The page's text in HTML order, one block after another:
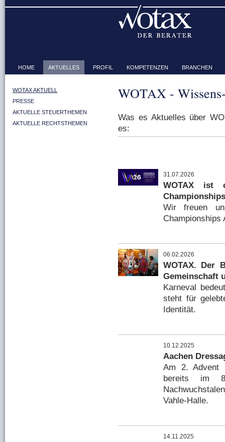
HOME AKTUELLES PROFIL KOMPETENZEN BRANCHEN
WOTAX AKTUELL
PRESSE
AKTUELLE STEUERTHEMEN
AKTUELLE RECHTSTHEMEN
WOTAX -
Was es Aktuelles über
es:
31.07.2026
WOTAX ist
Wir freuen
Championships
06.02.2026
WOTAX. Der
Gemeinschaft
Karneval
steht für
Identität.
10.12.2025
Aachen
Am 2. Advent
bereits im
Vahle-Halle.
14.11.2025